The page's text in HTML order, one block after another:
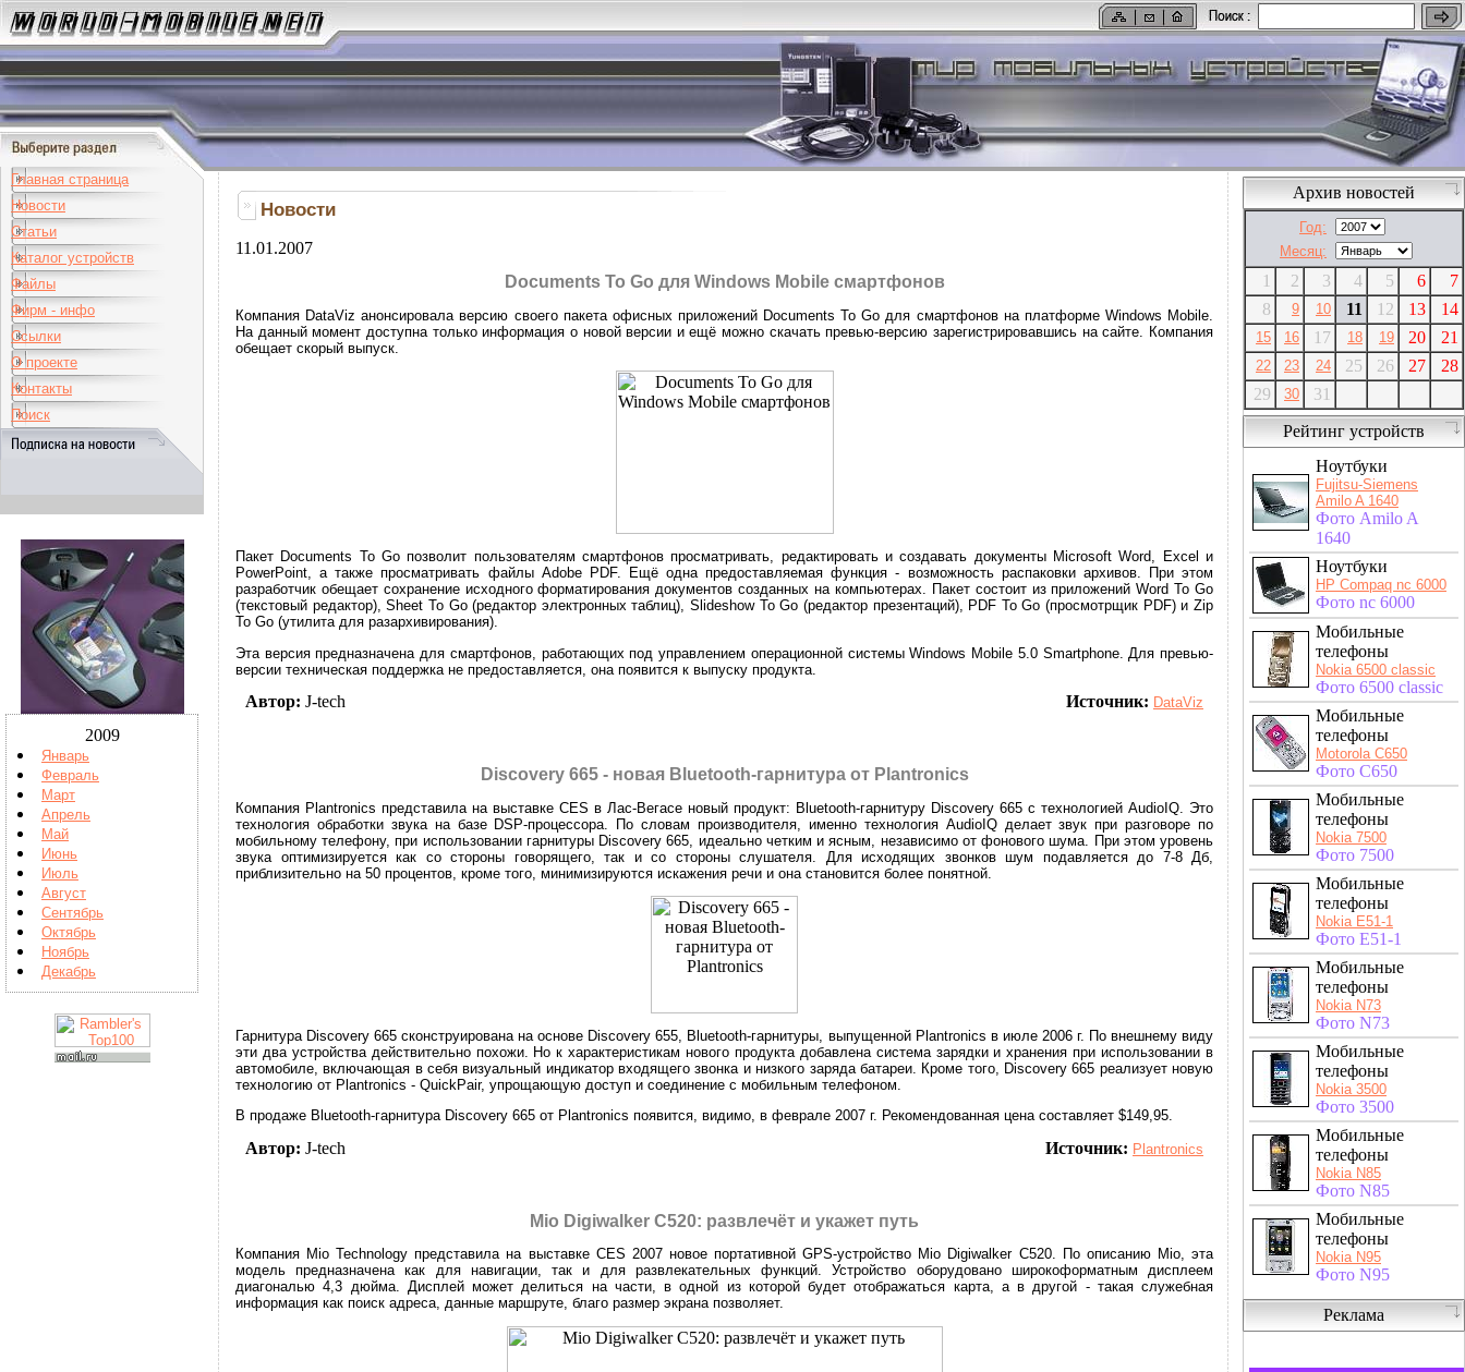
Главная страница
Новости
Статьи
Каталог устройств
Файлы
Фирм - инфо
Ссылки
О проекте
Контакты
Поиск
2009
Январь
Февраль
Март
Апрель
Май
Июнь
Июль
Август
Сентябрь
Октябрь
Ноябрь
Декабрь
Новости
11.01.2007
Documents To Go для Windows Mobile смартфонов
Компания DataViz анонсировала версию своего пакета офисных приложений Documents To Go для смартфонов на платформе Windows Mobile.
На данный момент доступна только информация о новой версии и ещё можно скачать превью-версию зарегистрировавшись на сайте. Компания
обещает скорый выпуск.
Пакет Documents To Go позволит пользователям смартфонов просматривать, редактировать и создавать документы Microsoft Word, Excel и
PowerPoint, а также просматривать файлы Adobe PDF. Ещё одна предоставляемая функция - возможность распаковки архивов. При этом
разработчик обещает сохранение исходного форматирования документов созданных на компьютерах. Пакет состоит из приложений Word To Go
(текстовый редактор), Sheet To Go (редактор электронных таблиц), Slideshow To Go (редактор презентаций), PDF To Go (просмотрщик PDF) и Zip
To Go (утилита для разархивирования).
Эта версия предназначена для смартфонов, работающих под управлением операционной системы Windows Mobile 5.0 Smartphone. Для превью-
версии техническая поддержка не предоставляется, она появится к выпуску продукта.
Автор: J-tech Источник: DataViz
Discovery 665 - новая Bluetooth-гарнитура от Plantronics
Компания Plantronics представила на выставке CES в Лас-Вегасе новый продукт: Bluetooth-гарнитуру Discovery 665 с технологией AudioIQ. Это
технология обработки звука на базе DSP-процессора. По словам производителя, именно технология AudioIQ делает звук при разговоре по
мобильному телефону, при использовании гарнитуры Discovery 665, идеально четким и ясным, независимо от фонового шума. При этом уровень
звука оптимизируется как со стороны говорящего, так и со стороны слушателя. Для исходящих звонков шум подавляется до 7-8 Дб,
приблизительно на 50 процентов, кроме того, минимизируются искажения речи и она становится более понятной.
Гарнитура Discovery 665 сконструирована на основе Discovery 655, Bluetooth-гарнитуры, выпущенной Plantronics в июле 2006 г. По внешнему виду
эти два устройства действительно похожи. Но к характеристикам нового продукта добавлена система зарядки и хранения при использовании в
автомобиле, включающая в себя визуальный индикатор входящего звонка и низкого заряда батареи. Кроме того, Discovery 665 реализует новую
технологию от Plantronics - QuickPair, упрощающую доступ и соединение с мобильным телефоном.
В продаже Bluetooth-гарнитура Discovery 665 от Plantronics появится, видимо, в феврале 2007 г. Рекомендованная цена составляет $149,95.
Автор: J-tech Источник: Plantronics
Mio Digiwalker C520: развлечёт и укажет путь
Компания Mio Technology представила на выставке CES 2007 новое портативной GPS-устройство Mio Digiwalker C520. По описанию Mio, эта
модель предназначена как для навигации, так и для развлекательных функций. Устройство оборудовано широкоформатным дисплеем
диагональю 4,3 дюйма. Дисплей может делиться на части, в одной из которой будет отображаться карта, а в другой - такая служебная
информация как поиск адреса, данные маршруте, благо размер экрана позволяет.
Архив новостей
Год:
Месяц:
1 2 3 4 5 6
7
8
9 10 11 12 13 14
15 16 17 18 19 20 21
22 23 24 25 26 27
28
29
30
31
Рейтинг устройств
Ноутбуки
Fujitsu-Siemens
Amilo A 1640
Фото Amilo A
1640
Ноутбуки
HP Compaq nc 6000
Фото nc 6000
Мобильные
телефоны
Nokia 6500 classic
Фото 6500 classic
Мобильные
телефоны
Motorola C650
Фото C650
Мобильные
телефоны
Nokia 7500
Фото 7500
Мобильные
телефоны
Nokia E51-1
Фото E51-1
Мобильные
телефоны
Nokia N73
Фото N73
Мобильные
телефоны
Nokia 3500
Фото 3500
Мобильные
телефоны
Nokia N85
Фото N85
Мобильные
телефоны
Nokia N95
Фото N95
Реклама